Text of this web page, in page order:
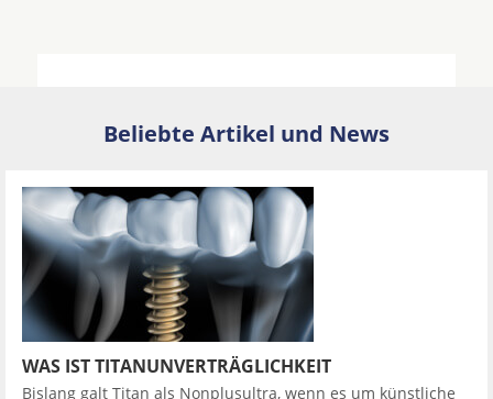
Beliebte Artikel und News
WAS IST TITANUNVERTRÄGLICHKEIT
Bislang galt Titan als Nonplusultra, wenn es um künstliche